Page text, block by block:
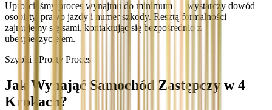
Uprościliśmy proces wynajmu do minimum — wystarczy dowód
osobisty, prawo jazdy i numer szkody. Resztą formalności
zajmujemy się sami, kontaktując się bezpośrednio z
ubezpieczycielem.
Szybki i Prosty Proces
Jak Wynająć Samochód Zastępczy w 4
Krokach?